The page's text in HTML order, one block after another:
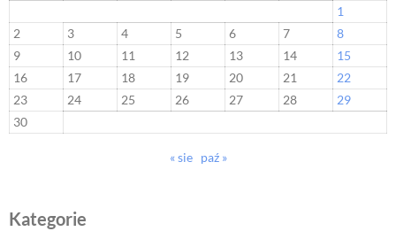
1
2
3 4 5 6 7
8
9
10 11 12 13 14
15
16
17 18 19 20 21
22
23
24 25 26 27 28
29
30
« sie paź »
Kategorie